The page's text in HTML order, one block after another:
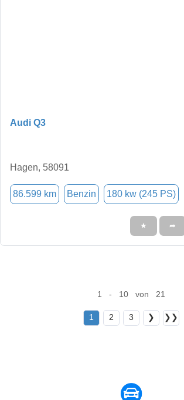
Audi Q3
Hagen, 58091
86.599 km Benzin 180 kw (245 PS)
★ ➦
1 - 10 von 21
1 2 3 ❯ ❯❯